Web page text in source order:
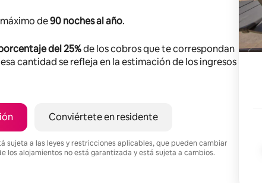
de90 noches al año.
del 25%de los cobros que te correspondan
cantidad se refleja en la estimación de los ingresos
Conviértete en residente
sujeta a las leyes y restricciones aplicables, que pueden cambiar
los alojamientos no está garantizada y está sujeta a cambios.